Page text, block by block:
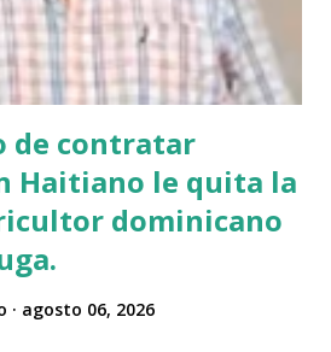
de contratar
Haitiano le quita la
dominicano
agosto 06, 2026